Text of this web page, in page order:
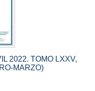
2022. TOMO LXXV,
MARZO)